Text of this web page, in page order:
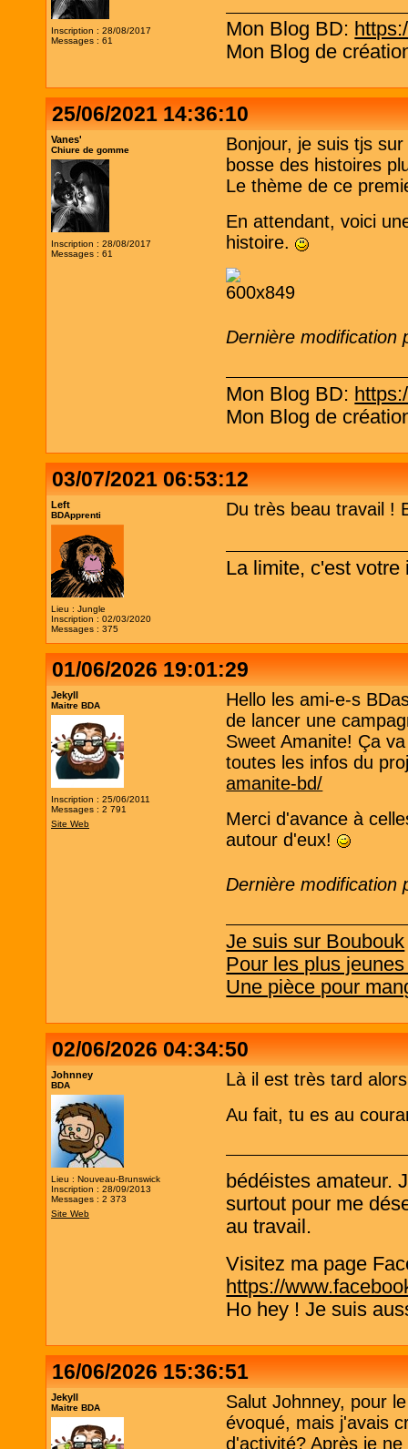
Inscription : 28/08/2017
Messages : 61
Mon Blog BD:
Mon Blog de
25/06/2021 14:36:10
Vanes'
Chiure de gomme
Inscription : 28/08/2017
Messages : 61
Bonjour, je suis tjs
bosse des histoires
Le thème de ce
En attendant, voici
histoire.
Dernière modification
Mon Blog BD:
Mon Blog de
03/07/2021 06:53:12
Left
BDApprenti
Lieu : Jungle
Inscription : 02/03/2020
Messages : 375
Du très beau travail !
La limite, c'est votre
01/06/2026 19:01:29
Jekyll
Maitre BDA
Inscription : 25/06/2011
Messages : 2 791
Site Web
Hello les ami-e-s
de lancer une
Sweet Amanite! Ça
toutes les infos du
amanite-bd/
Merci d'avance à
autour d'eux!
Dernière modification
Je suis sur Boubouk
Pour les plus
Une pièce pour
02/06/2026 04:34:50
Johnney
BDA
Lieu : Nouveau-Brunswick
Inscription : 28/09/2013
Messages : 2 373
Site Web
Là il est très tard
Au fait, tu es au
bédéistes amateur.
surtout pour me
au travail.
Visitez ma page
https://
Ho hey ! Je suis
16/06/2026 15:36:51
Jekyll
Maitre BDA
Salut Johnney, pour
évoqué, mais j'avais
d'activité? Après je